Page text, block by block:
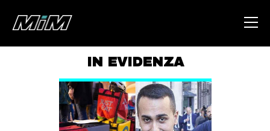
ABOUT
IN EVIDENZA